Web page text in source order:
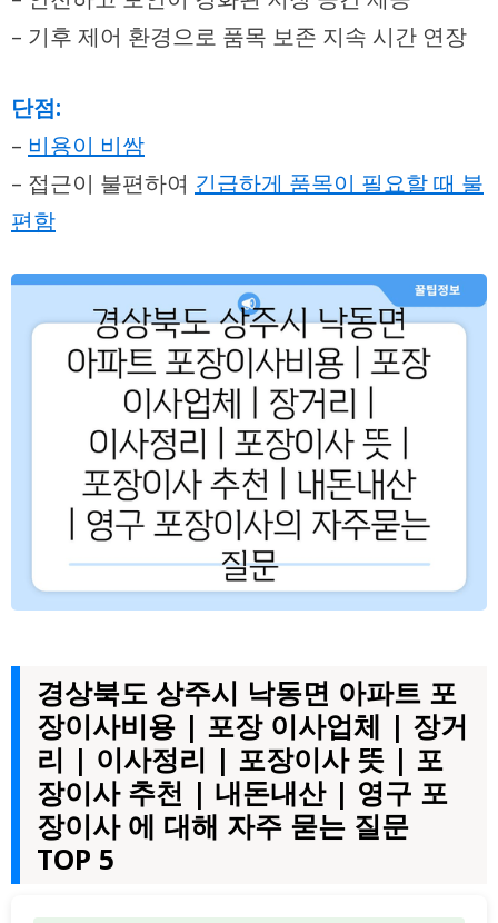
– 기후 제어 환경으로 품목 보존 지속 시간 연장
단점:
– 비용이 비쌈
– 접근이 불편하여 긴급하게 품목이 필요할 때 불
편함
경상북도 상주시 낙동면 아파트 포
장이사비용 | 포장 이사업체 | 장거
리 | 이사정리 | 포장이사 뜻 | 포
장이사 추천 | 내돈내산 | 영구 포
장이사 에 대해 자주 묻는 질문
TOP 5